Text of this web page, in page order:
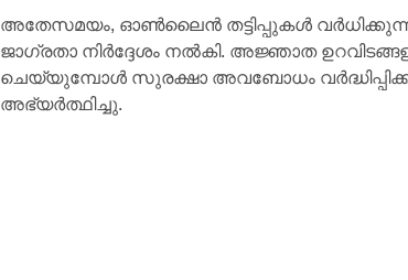
അതേസമയം, ഓൺലൈൻ തട്ടിപ്പുകൾ
ജാഗ്രതാ നിർദ്ദേശം നൽകി. അജ്ഞാത
ചെയ്യുമ്പോൾ സുരക്ഷാ അവബോധം
അഭ്യർത്ഥിച്ചു.